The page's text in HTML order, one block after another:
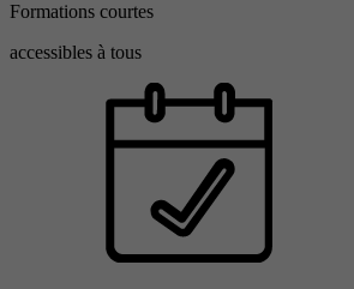
Formations courtes
accessibles à tous